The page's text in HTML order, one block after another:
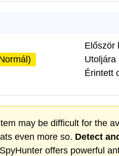
Először
Utoljára
Érintett
may be difficult for the
even more so. Detect
SpyHunter offers powerful